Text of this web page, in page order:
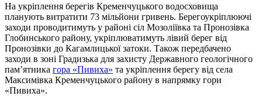
На укріплення берегів Кременчуцького водосховища
планують витратити 73 мільйони гривень. Берегоукріплюючі
заходи проводитимуть у районі сіл Мозоліївка та Пронозівка
Глобинського району, укріплюватимуть лівий берег від
Пронозівки до Кагамлицької затоки. Також передбачено
заходи в зоні Градизька для захисту Державного геологічного
пам’ятника гора «Пивиха» та укріплення берегу від села
Максимівка Кременчуцького району в напрямку гори
«Пивиха».